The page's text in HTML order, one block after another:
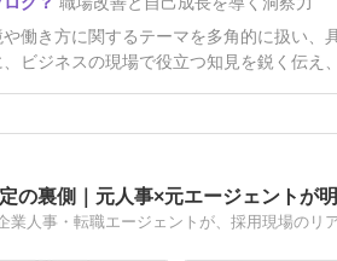
働き方に関するテーマを多角的に扱い
ビジネスの現場で役立つ知見を鋭く伝え
の裏側｜元人事×元エージェントが